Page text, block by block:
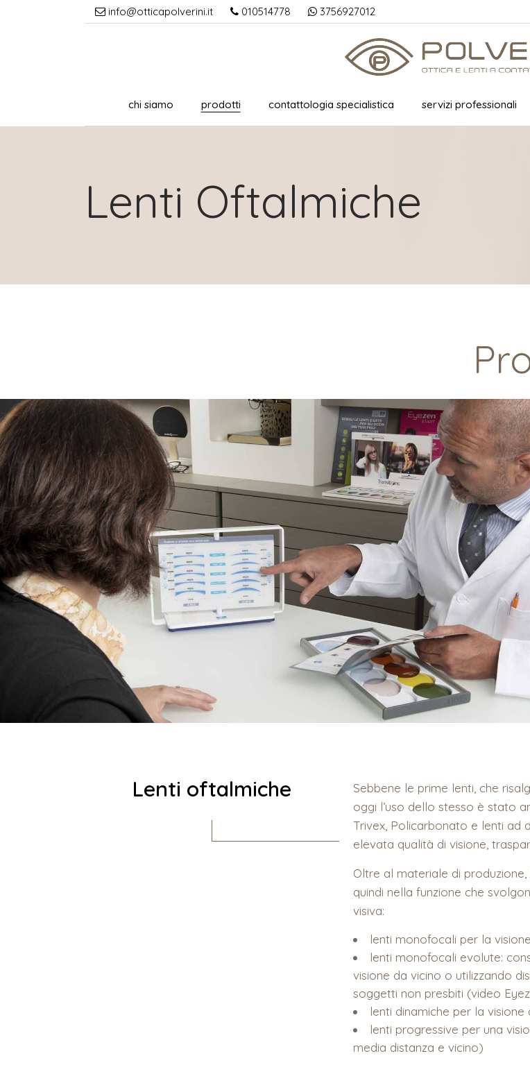
info@otticapolverini.it 010514778 3756927012
chi siamo prodotti contattologia specialistica servizi professionali
Lenti Oftalmiche
Lenti oftalmiche
Sebbene le prime lenti, che
oggi l’uso dello stesso è stato
Trivex, Policarbonato e lenti ad
elevata qualità di visione,
Oltre al materiale di
quindi nella funzione che
visiva:
lenti monofocali per la
lenti monofocali evolute:
visione da vicino o utilizzando
soggetti non presbiti (video
lenti dinamiche per la
lenti progressive per una
media distanza e vicino)